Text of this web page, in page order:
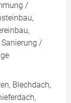
/
/
Blechdach,